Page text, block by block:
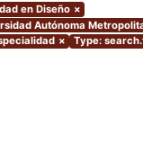
en Diseño ×
Autónoma
× Type: